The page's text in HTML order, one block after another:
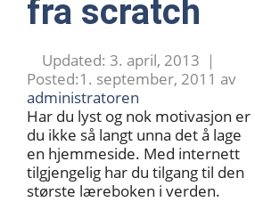
fra scratch
3. april, 2013
1. september, 2011 av
administratoren
Har du lyst og nok motivasjon er
du ikke så langt unna det å lage
en hjemmeside. Med internett
tilgjengelig har du tilgang til den
største læreboken i verden.